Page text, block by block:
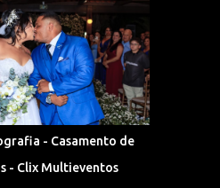
- Casamento de
- Clix Multieventos